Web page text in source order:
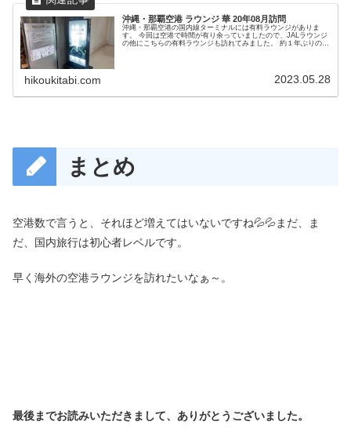
沖縄・那覇空港 ラウンジ 華 20年08月訪問
沖縄・那覇空港の国内線ターミナルには有料ラウンジがありま
す。 今回は空港で時間が有り余っていましたので、JALラウンジ
の他にこちらの有料ラウンジも訪れてみました。 約１年ぶりの訪
hikoukitabi.com 2023.05.28
まとめ
空港数で言うと、それほど増えてはいないですね💦💦まだ、ま
だ、国内旅行は初心者レベルです。
早く海外の空港ラウンジを訪れたいなぁ～。
最後までお読みいただきまして、ありがとうございました。